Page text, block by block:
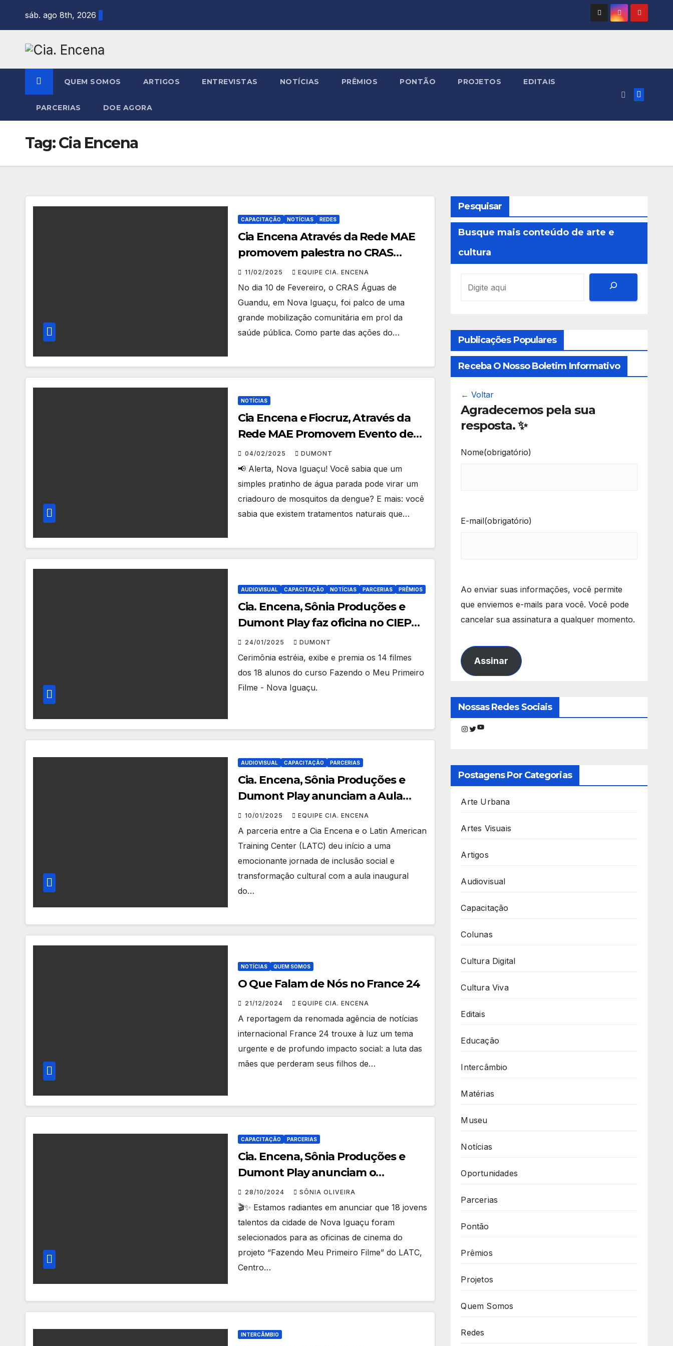
sáb. ago 8th, 2026
QUEM SOMOS ARTIGOS ENTREVISTAS NOTÍCIAS PRÊMIOS PONTÃO PROJETOS EDITAIS
PARCERIAS DOE AGORA
Tag:Cia Encena
CAPACITAÇÃO NOTÍCIAS REDES
Cia Encena Através da Rede MAE
promovem palestra no CRAS
Águas de Guandu para Mobilizar a
Comunidade Contra a Dengue no
Dia Estadual de Saúde nas Favelas
11/02/2025 EQUIPE CIA. ENCENA
No dia 10 de Fevereiro, o CRAS Águas de
Guandu, em Nova Iguaçu, foi palco de uma
grande mobilização comunitária em prol da
saúde pública. Como parte das ações do…
NOTÍCIAS
Cia Encena e Fiocruz, Através da
Rede MAE Promovem Evento de
Prevenção Natural da Dengue no
CRAS Guandu com Participação da
Secretaria Municipal de Saúde e
Sedae
04/02/2025 DUMONT
📢 Alerta, Nova Iguaçu! Você sabia que um
simples pratinho de água parada pode virar um
criadouro de mosquitos da dengue? E mais: você
sabia que existem tratamentos naturais que…
AUDIOVISUAL CAPACITAÇÃO NOTÍCIAS PARCERIAS PRÊMIOS
Cia. Encena, Sônia Produções e
Dumont Play faz oficina no CIEP
Carlos Drummond de Andrade
como parte da formação de
Cinema do Projeto “Fazendo Meu
Primeiro Filme”
24/01/2025 DUMONT
Cerimônia estréia, exibe e premia os 14 filmes
dos 18 alunos do curso Fazendo o Meu Primeiro
Filme - Nova Iguaçu.
AUDIOVISUAL CAPACITAÇÃO PARCERIAS
Cia. Encena, Sônia Produções e
Dumont Play anunciam a Aula
Inaugural do Projeto Fazendo Meu
Primeiro Filme é Realizada com
Sucesso em Nova Iguaçu!
10/01/2025 EQUIPE CIA. ENCENA
A parceria entre a Cia Encena e o Latin American
Training Center (LATC) deu início a uma
emocionante jornada de inclusão social e
transformação cultural com a aula inaugural
do…
NOTÍCIAS QUEM SOMOS
O Que Falam de Nós no France 24
21/12/2024 EQUIPE CIA. ENCENA
A reportagem da renomada agência de notícias
internacional France 24 trouxe à luz um tema
urgente e de profundo impacto social: a luta das
mães que perderam seus filhos de…
CAPACITAÇÃO PARCERIAS
Cia. Encena, Sônia Produções e
Dumont Play anunciam o
Resultado Final dos Conteplados
no projeto de cinema “Fazendo o
Meu primeiro Filme – Nova Iguaçu”
28/10/2024 SÔNIA OLIVEIRA
🎬✨ Estamos radiantes em anunciar que 18 jovens
talentos da cidade de Nova Iguaçu foram
selecionados para as oficinas de cinema do
projeto “Fazendo Meu Primeiro Filme” do LATC,
Centro…
INTERCÂMBIO
Pesquisar
Busque mais conteúdo de arte e
cultura
Publicações Populares
Receba O Nosso Boletim Informativo
← Voltar
Agradecemos pela sua
resposta. ✨
Nome(obrigatório)
E-mail(obrigatório)
Ao enviar suas informações, você permite
que enviemos e-mails para você. Você pode
cancelar sua assinatura a qualquer momento.
Assinar
Nossas Redes Sociais
Instagram
Twitter
Youtube
Postagens Por Categorias
Arte Urbana
Artes Visuais
Artigos
Audiovisual
Capacitação
Colunas
Cultura Digital
Cultura Viva
Editais
Educação
Intercâmbio
Matérias
Museu
Notícias
Oportunidades
Parcerias
Pontão
Prêmios
Projetos
Quem Somos
Redes